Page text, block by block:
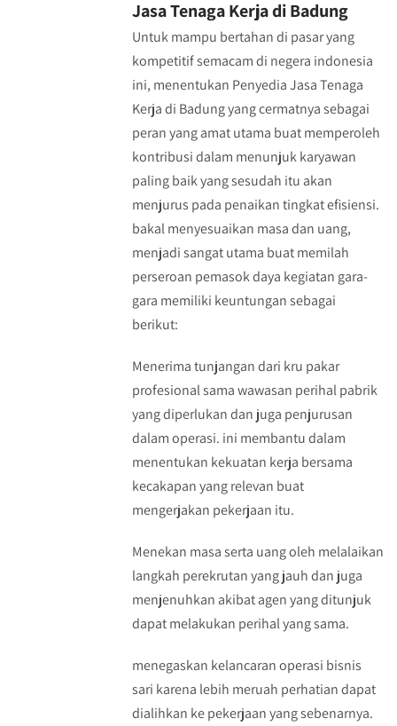
Jasa Tenaga Kerja di Badung
Untuk mampu bertahan di pasar yang
kompetitif semacam di negera indonesia
ini, menentukan Penyedia Jasa Tenaga
Kerja di Badung yang cermatnya sebagai
peran yang amat utama buat memperoleh
kontribusi dalam menunjuk karyawan
paling baik yang sesudah itu akan
menjurus pada penaikan tingkat efisiensi.
bakal menyesuaikan masa dan uang,
menjadi sangat utama buat memilah
perseroan pemasok daya kegiatan gara-
gara memiliki keuntungan sebagai
berikut:
Menerima tunjangan dari kru pakar
profesional sama wawasan perihal pabrik
yang diperlukan dan juga penjurusan
dalam operasi. ini membantu dalam
menentukan kekuatan kerja bersama
kecakapan yang relevan buat
mengerjakan pekerjaan itu.
Menekan masa serta uang oleh melalaikan
langkah perekrutan yang jauh dan juga
menjenuhkan akibat agen yang ditunjuk
dapat melakukan perihal yang sama.
menegaskan kelancaran operasi bisnis
sari karena lebih meruah perhatian dapat
dialihkan ke pekerjaan yang sebenarnya.